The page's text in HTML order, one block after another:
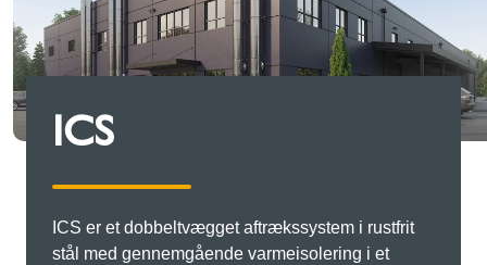
ICS
ICS er et dobbeltvægget aftrækssystem i rustfrit
stål med gennemgående varmeisolering i et